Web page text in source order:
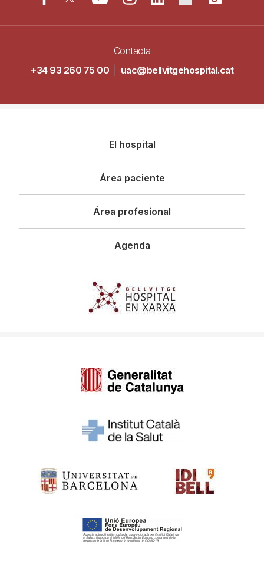
Contacta
+34 93 260 75 00
uac@bellvitgehospital.cat
principal
El hospital
Área paciente
Área profesional
Agenda